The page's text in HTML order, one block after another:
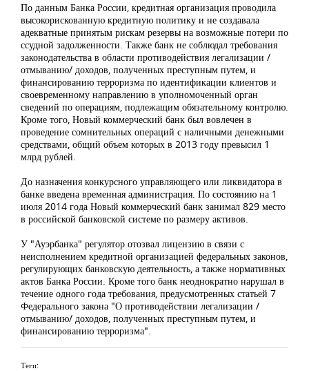
По данным Банка России, кредитная организация проводила
высокорискованную кредитную политику и не создавала
адекватные принятым рискам резервы на возможные потери по
ссудной задолженности. Также банк не соблюдал требования
законодательства в области противодействия легализации /
отмыванию/ доходов, полученных преступным путем, и
финансированию терроризма по идентификации клиентов и
своевременному направлению в уполномоченный орган
сведений по операциям, подлежащим обязательному контролю.
Кроме того, Новый коммерческий банк был вовлечен в
проведение сомнительных операций с наличными денежными
средствами, общий объем которых в 2013 году превысил 1
млрд рублей.
До назначения конкурсного управляющего или ликвидатора в
банке введена временная администрация. По состоянию на 1
июля 2014 года Новый коммерческий банк занимал 829 место
в российской банковской системе по размеру активов.
У "Ауэрбанка" регулятор отозвал лицензию в связи с
неисполнением кредитной организацией федеральных законов,
регулирующих банковскую деятельность, а также нормативных
актов Банка России. Кроме того банк неоднократно нарушал в
течение одного года требования, предусмотренных статьей 7
Федерального закона "О противодействии легализации /
отмыванию/ доходов, полученных преступным путем, и
финансированию терроризма".
Теги: